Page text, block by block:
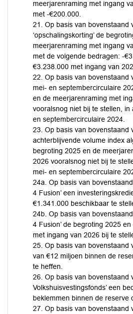
meerjarenraming met ingang
met -€200.000.
21. Op basis van bovenstaand
‘opschalingskorting’ de
meerjarenraming met ingang
met de volgende bedragen: -
€3.238.000 met ingang van
22. Op basis van bovenstaand
mei- en septembercirculaire
en de meerjarenraming met
vooralsnog niet bij te stellen,
en septembercirculaire 2024.
23. Op basis van bovenstaand
achterblijvende volume index
begroting 2025 en de
2026 vooralsnog niet bij te
mei- en septembercirculaire
24a. Op basis van
4 Fusion’ een
€1.341.000 beschikbaar te
24b. Op basis van
4 Fusion’ de begroting 2025
met ingang van 2026 bij te
25. Op basis van bovenstaand
van €12 miljoen binnen de
te heffen.
26. Op basis van bovenstaand
Volkshuisvestingsfonds’ een
beklemmen binnen de reserve
27. Op basis van bovenstaand